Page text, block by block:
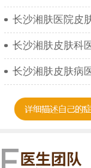
长沙湘肤医院皮
长沙湘肤皮肤科
长沙湘肤皮肤病